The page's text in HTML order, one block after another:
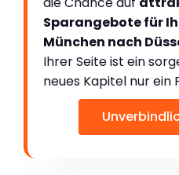
Sparangebote für
München nach
Ihrer Seite ist ein
neues Kapitel nur